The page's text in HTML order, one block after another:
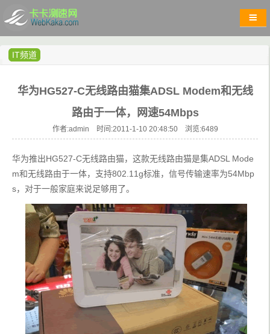
IT频道
华为HG527-C无线路由猫集ADSL Modem和无线
路由于一体，网速54Mbps
作者:admin 时间:2011-1-10 20:48:50 浏览:6489
华为推出HG527-C无线路由猫，这款无线路由猫是集ADSL Mode
m和无线路由于一体，支持802.11g标准，信号传输速率为54Mbp
s，对于一般家庭来说足够用了。